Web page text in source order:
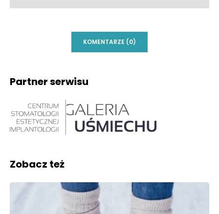
KOMENTARZE (0)
Partner serwisu
Zobacz też